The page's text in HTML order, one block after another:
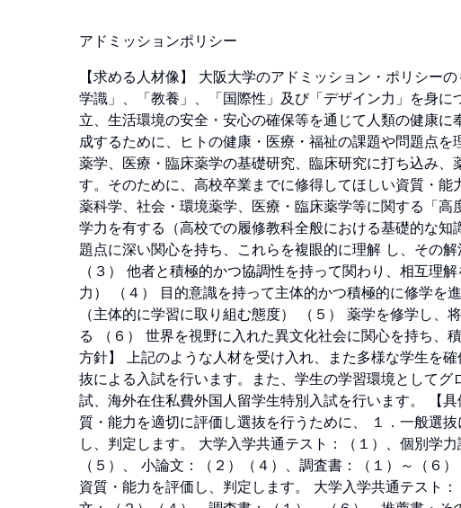
アドミッションポリシー
【求める人材像】 大阪大学のアドミッション・ポリシー
学識」、「教養」、「国際性」及び「デザイン力」を身
立、生活環境の安全・安心の確保等を通じて人類の健康
成するために、ヒトの健康・医療・福祉の課題や問題点
薬学、医療・臨床薬学の基礎研究、臨床研究に打ち込み
す。そのために、高校卒業までに修得してほしい資質・
薬科学、社会・環境薬学、医療・臨床薬学等に関する「
学力を有する（高校での履修教科全般における基礎的な
題点に深い関心を持ち、これらを複眼的に理解 し、その
（３） 他者と積極的かつ協調性を持って関わり、相互理
力） （４） 目的意識を持って主体的かつ積極的に修学を
（主体的に学習に取り組む態度） （５） 薬学を修学し
る （６） 世界を視野に入れた異文化社会に関心を持ち、
方針】 上記のような人材を受け入れ、また多様な学生を
抜による入試を行います。また、学生の学習環境として
試、海外在住私費外国人留学生特別入試を行います。 【
質・能力を適切に評価し選抜を行うために、 １．一般選
し、判定します。 大学入学共通テスト：（１）、個別学
（５）、 小論文：（２）（４）、調査書：（１）～（６
資質・能力を評価し、判定します。 大学入学共通テスト